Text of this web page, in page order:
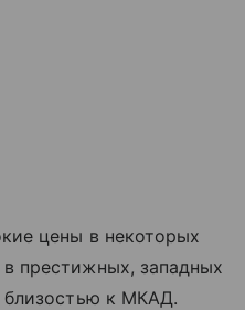
цены в некоторых
престижных, западных
близостью к МКАД.